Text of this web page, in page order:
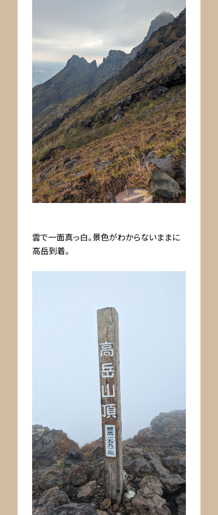
雲で一面真っ白。景色がわからないままに
高岳到着。